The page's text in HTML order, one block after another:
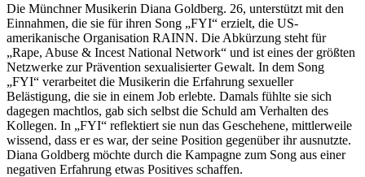
Die Münchner Musikerin Diana Goldberg. 26, unterstützt mit den
Einnahmen, die sie für ihren Song „FYI“ erzielt, die US-
amerikanische Organisation RAINN. Die Abkürzung steht für
„Rape, Abuse & Incest National Network“ und ist eines der größten
Netzwerke zur Prävention sexualisierter Gewalt. In dem Song
„FYI“ verarbeitet die Musikerin die Erfahrung sexueller
Belästigung, die sie in einem Job erlebte. Damals fühlte sie sich
dagegen machtlos, gab sich selbst die Schuld am Verhalten des
Kollegen. In „FYI“ reflektiert sie nun das Geschehene, mittlerweile
wissend, dass er es war, der seine Position gegenüber ihr ausnutzte.
Diana Goldberg möchte durch die Kampagne zum Song aus einer
negativen Erfahrung etwas Positives schaffen.